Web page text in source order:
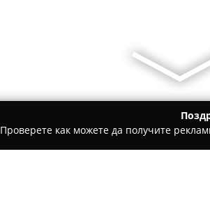
Проверете как можете да получите